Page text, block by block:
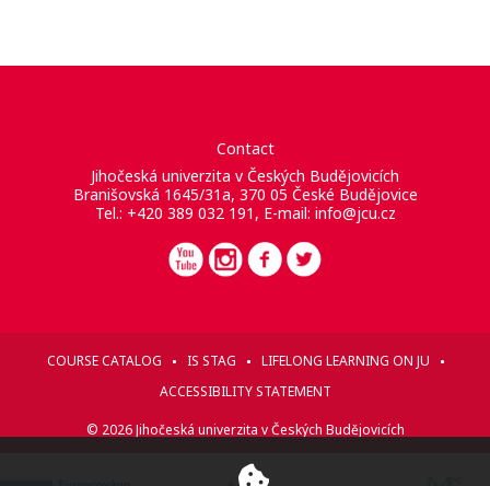
Contact
Jihočeská univerzita v Českých Budějovicích
Branišovská 1645/31a, 370 05 České Budějovice
Tel.: +420 389 032 191, E-mail: info@jcu.cz
COURSE CATALOG IS STAG
LIFELONG LEARNING ON JU
ACCESSIBILITY STATEMENT
© 2026 Jihočeská univerzita v Českých Budějovicích